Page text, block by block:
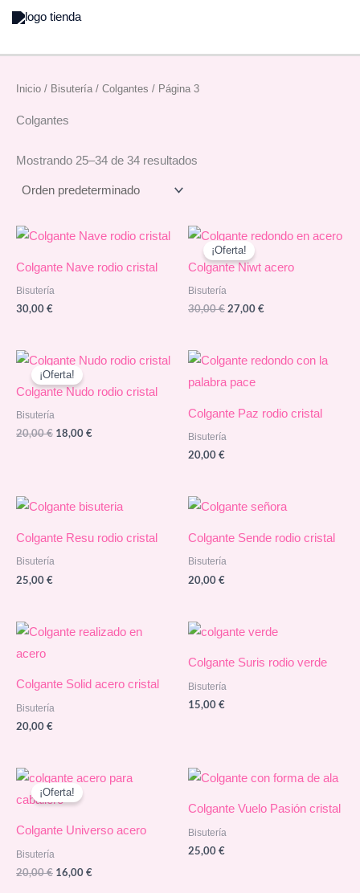
contenido
Inicio / Bisutería / Colgantes / Página 3
Colgantes
Mostrando 25–34 de 34 resultados
Colgante Nave rodio cristal
Bisutería
30,00€
¡Oferta!
Colgante Niwt acero
Bisutería
30,00€El
30,00 €.
27,00€El
27,00 €.
¡Oferta!
Colgante Nudo rodio cristal
Bisutería
20,00€ El
18,00€El
Colgante Paz rodio cristal
Bisutería
20,00€
Colgante Resu rodio cristal
Bisutería
25,00€
Colgante Sende rodio cristal
Bisutería
20,00€
Colgante Solid acero cristal
Bisutería
20,00€
Colgante Suris rodio verde
Bisutería
15,00€
¡Oferta!
Colgante Universo acero
Bisutería
20,00€ El
16,00€
Colgante Vuelo Pasión cristal
Bisutería
25,00€